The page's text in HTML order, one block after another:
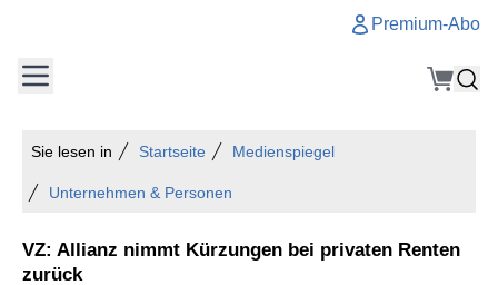
Premium-Abo
Sie lesen in Startseite Medienspiegel
Unternehmen & Personen
VZ: Allianz nimmt Kürzungen bei privaten Renten
zurück